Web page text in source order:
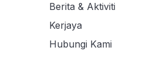
Berita & Aktiviti
Kerjaya
Hubungi Kami